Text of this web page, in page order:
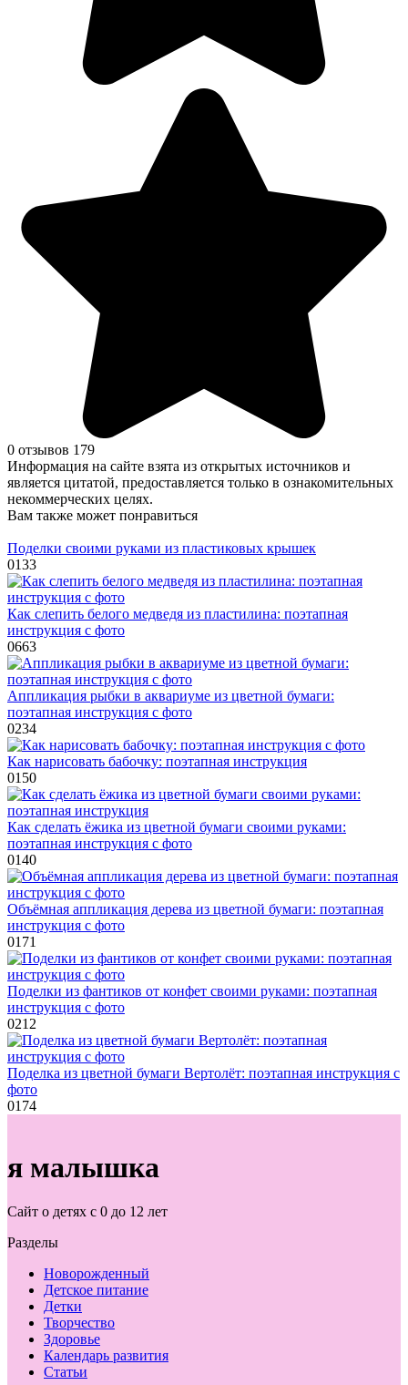
0 отзывов 179
Информация на сайте взята из открытых источников и
является цитатой, предоставляется только в ознакомительных
некоммерческих целях.
Вам также может понравиться
Поделки своими руками из пластиковых крышек
0133
Как слепить белого медведя из пластилина: поэтапная
инструкция с фото
0663
Аппликация рыбки в аквариуме из цветной бумаги:
поэтапная инструкция с фото
0234
Как нарисовать бабочку: поэтапная инструкция
0150
Как сделать ёжика из цветной бумаги своими руками:
поэтапная инструкция с фото
0140
Объёмная аппликация дерева из цветной бумаги: поэтапная
инструкция с фото
0171
Поделки из фантиков от конфет своими руками: поэтапная
инструкция с фото
0212
Поделка из цветной бумаги Вертолёт: поэтапная инструкция с
фото
0174
я малышка
Сайт о детях с 0 до 12 лет
Разделы
Новорожденный
Детское питание
Детки
Творчество
Здоровье
Календарь развития
Статьи